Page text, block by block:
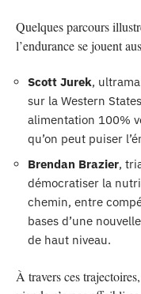
Quelques parcours
l’endurance se jouent
Scott Jurek,
sur la Western
alimentation 100%
qu’on peut puiser
Brendan Brazier,
démocratiser la
chemin, entre
bases d’une
de haut niveau.
À travers ces